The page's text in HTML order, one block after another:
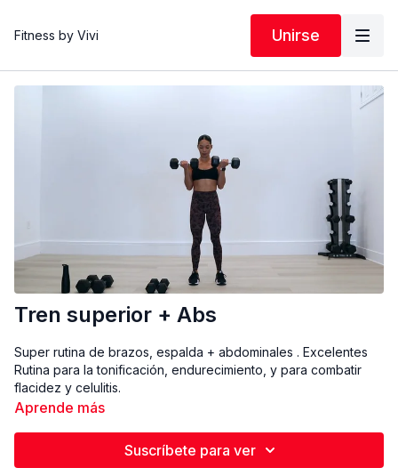
Fitness by Vivi Unirse
Tren superior + Abs
Super rutina de brazos, espalda + abdominales . Excelentes
Rutina para la tonificación, endurecimiento, y para combatir
flacidez y celulitis.
Músculos involucrados ( biceps, triceps, hombros, espalda y
Si no cuentas con barra, utilizas tus mancuernas, no sucede
nada. Trata de utilizar un peso donde logres terminar todas las
Aprende más
Suscríbete para ver